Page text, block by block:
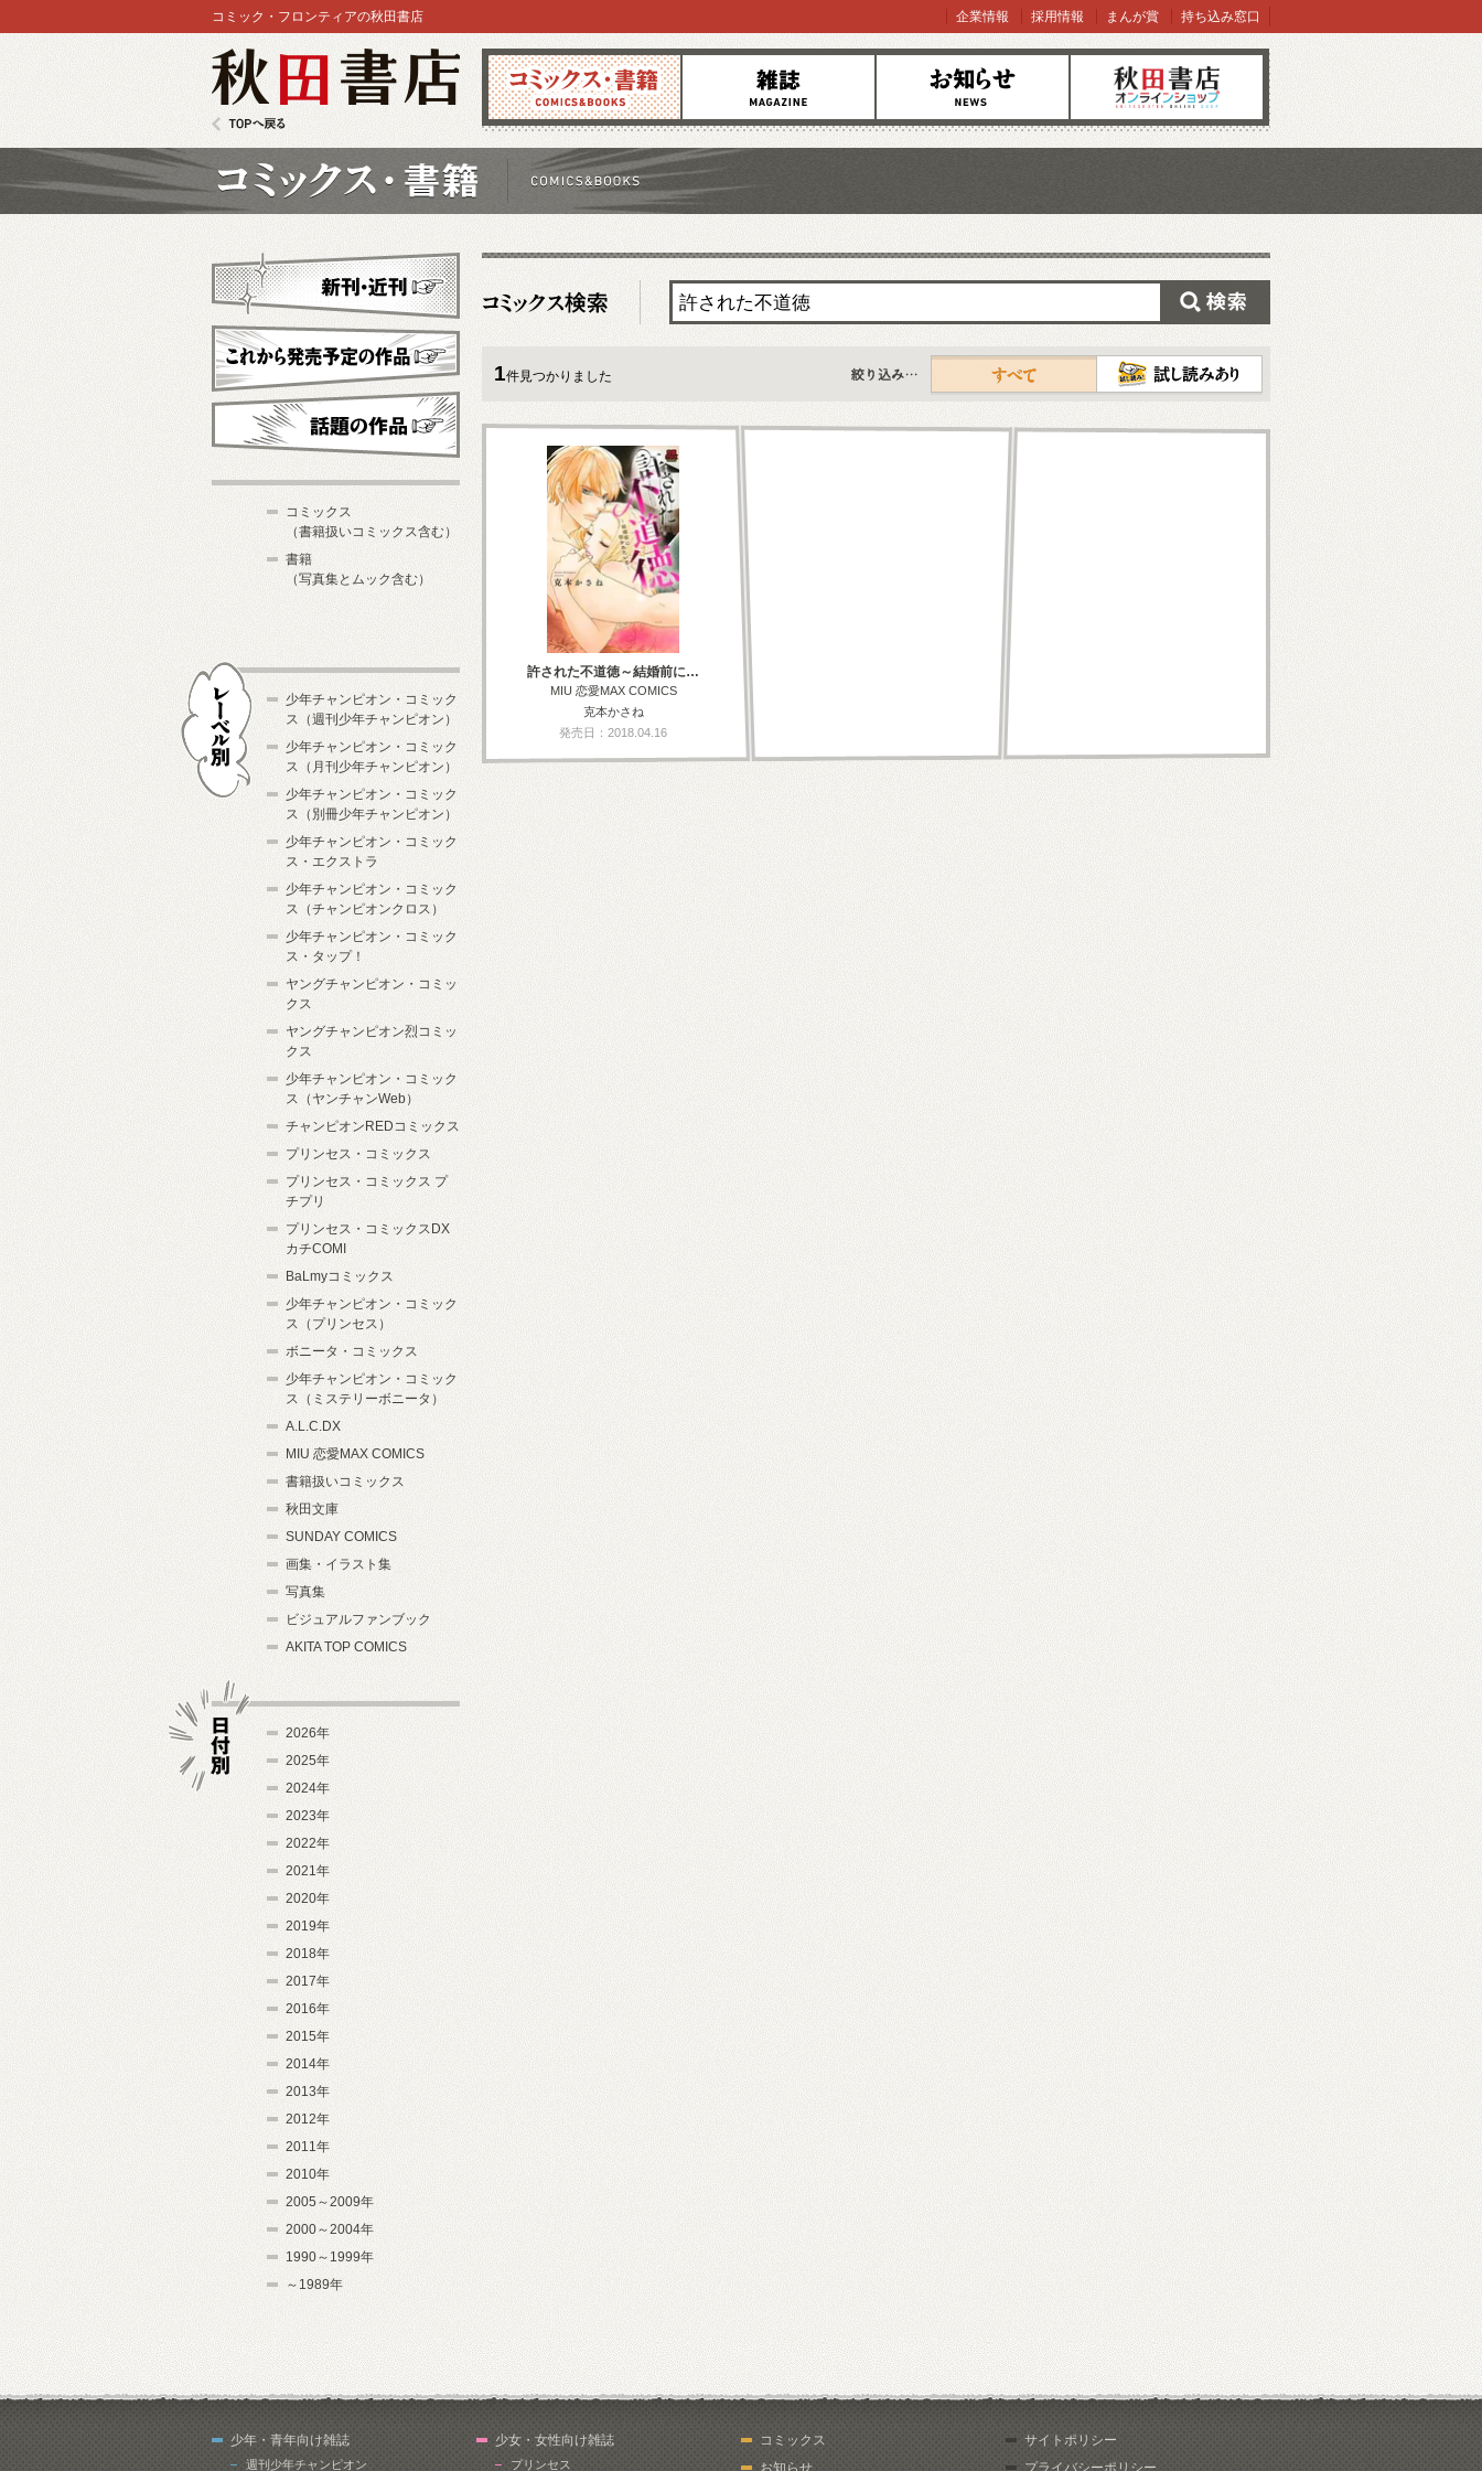
コミックス 雑誌 お知らせ オンラインショップ
コミック・フロンティアの秋田書店 企業情報 採用情報 まんが賞 持ち込み窓口
1件見つかりました
すべて
許された不道徳～結婚前に…
MIU 恋愛MAX COMICS
克本かさね
発売日：2018.04.16
新刊・近刊
これから発売予定
コミックス
（書籍扱いコミックス含む）
書籍
（写真集とムック含む）
少年チャンピオン・コミック
ス（週刊少年チャンピオン）
少年チャンピオン・コミック
ス（月刊少年チャンピオン）
少年チャンピオン・コミック
ス（別冊少年チャンピオン）
少年チャンピオン・コミック
ス・エクストラ
少年チャンピオン・コミック
ス（チャンピオンクロス）
少年チャンピオン・コミック
ス・タップ！
ヤングチャンピオン・コミッ
クス
ヤングチャンピオン烈コミッ
クス
少年チャンピオン・コミック
ス（ヤンチャンWeb）
チャンピオンREDコミックス
プリンセス・コミックス
プリンセス・コミックス プ
チプリ
プリンセス・コミックスDX
カチCOMI
BaLmyコミックス
少年チャンピオン・コミック
ス（プリンセス）
ボニータ・コミックス
少年チャンピオン・コミック
ス（ミステリーボニータ）
A.L.C.DX
MIU 恋愛MAX COMICS
書籍扱いコミックス
秋田文庫
SUNDAY COMICS
画集・イラスト集
写真集
ビジュアルファンブック
AKITA TOP COMICS
2026年
2025年
2024年
2023年
2022年
2021年
2020年
2019年
2018年
2017年
2016年
2015年
2014年
2013年
2012年
2011年
2010年
2005～2009年
2000～2004年
1990～1999年
～1989年
少年・青年向け雑誌
週刊少年チャンピオン
少女・女性向け雑誌
プリンセス
コミックス
お知らせ
サイトポリシー
プライバシーポリシー